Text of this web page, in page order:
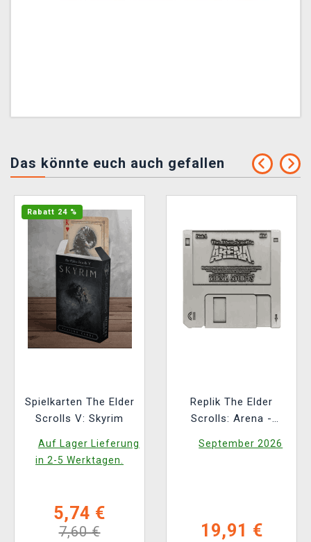
Das könnte euch auch gefallen
Rabatt 24 %
Spielkarten The Elder
Scrolls V: Skyrim
Auf Lager Lieferung
in 2-5 Werktagen.
5,74 €
7,60 €
Replik The Elder
Scrolls: Arena -
September 2026
19,91 €